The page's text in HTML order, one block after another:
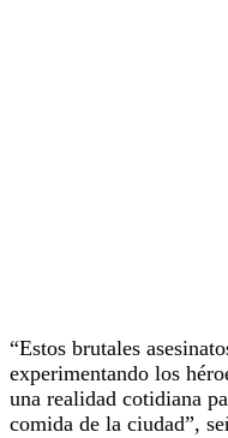
“Estos brutales
experimentando los
una realidad cotidiana
comida de la ciudad”,